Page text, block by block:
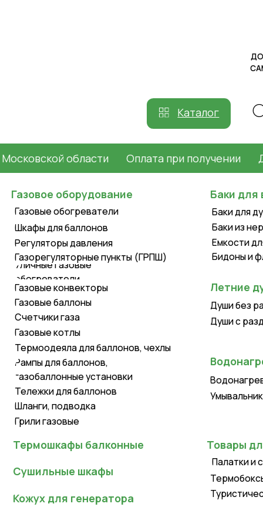
Каталог
области Оплата при получении
Газовые обогреватели
Шкафы для баллонов
Регуляторы давления
Газорегуляторные пункты (ГРПШ)
Уличные газовые
обогреватели
Бидоны и фляги
Емкости для воды
Баки из нержавейки
Баки для душа
Души с
Газовые конвекторы
Счетчики газа
Газовые баллоны
Газовые котлы
Рампы для баллонов,
газобаллонные установки
Тележки для баллонов
Шланги, подводка
Грили газовые
Газовое оборудование
Товары для
Туристическая
Баки для воды
Летние души
Термошкафы балконные
Сушильные шкафы
Кожух для генератора